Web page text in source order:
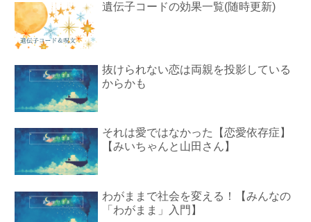
遺伝子コードの効果一覧(随時更新)
抜けられない恋は両親を投影している
からかも
それは愛ではなかった【恋愛依存症】
【みいちゃんと山田さん】
わがままで社会を変える！【みんなの
「わがまま」入門】